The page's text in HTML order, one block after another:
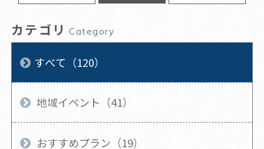
カテゴリ Category
すべて（120）
地域イベント（41）
おすすめプラン（19）